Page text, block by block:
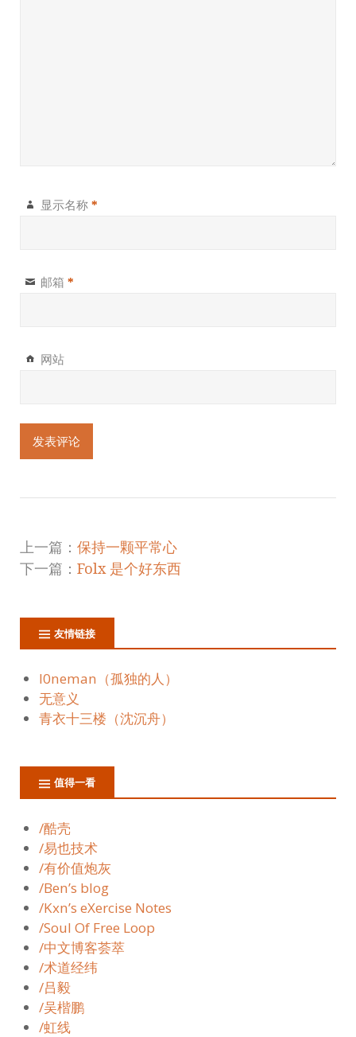
显示名称 *
邮箱 *
网站
上一篇： 保持一颗平常心
下一篇： Folx 是个好东西
友情链接
l0neman（孤独的人）
无意义
青衣十三楼（沈沉舟）
值得一看
/酷壳
/易也技术
/有价值炮灰
/Ben’s blog
/Kxn’s eXercise Notes
/Soul Of Free Loop
/中文博客荟萃
/术道经纬
/吕毅
/吴楷鹏
/虹线